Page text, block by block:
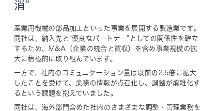
消”
産業用機械の部品加工といった事業を展開する製造業です。
同社は、納入先と“優良なパートナー”としての関係性を確立
するため、M&A（企業の統合と買収）を含め事業規模の拡
大に積極的に取り組んでいます。
一方で、社内のコミュニケーション量は以前の2.5倍に拡大
したことを受けて、業務の情報が点在化し、調整が煩雑化す
るという課題を抱えていました。
同社は、海外部門含めた社内のさまざまな調整・管理業務を